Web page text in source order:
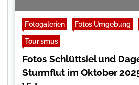
Fotogalerien Fotos Umgebung
Tourismus
Fotos Schlüttsiel und
Sturmflut im Oktober